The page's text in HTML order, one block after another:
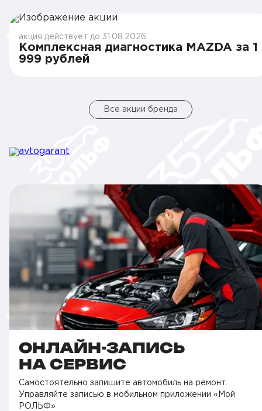
акция действует до 31.08.2026
Комплексная диагностика MAZDA за 1
999 рублей
Все акции бренда
ОНЛАЙН-ЗАПИСЬ
НА СЕРВИС
Самостоятельно запишите автомобиль на ремонт.
Управляйте записью в мобильном приложении «Мой
РОЛЬФ»